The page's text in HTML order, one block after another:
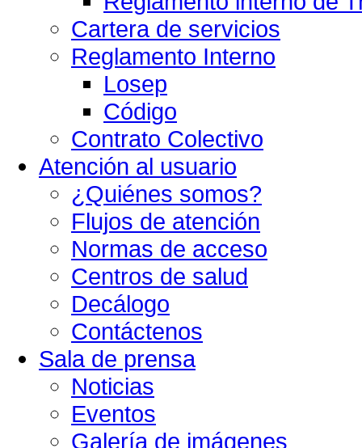
Cartera de servicios
Reglamento Interno
Losep
Código
Contrato Colectivo
Atención al usuario
¿Quiénes somos?
Flujos de atención
Normas de acceso
Centros de salud
Decálogo
Contáctenos
Sala de prensa
Noticias
Eventos
Galería de imágenes